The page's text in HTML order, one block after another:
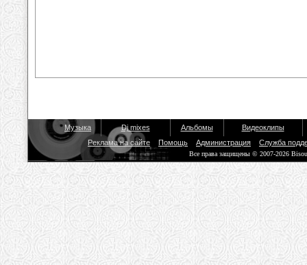
Музыка Dj mixes Альбомы
Видеоклипы
Реклама на сайте
Помощь Администрация Служба
Все права защищены © 2007-2026